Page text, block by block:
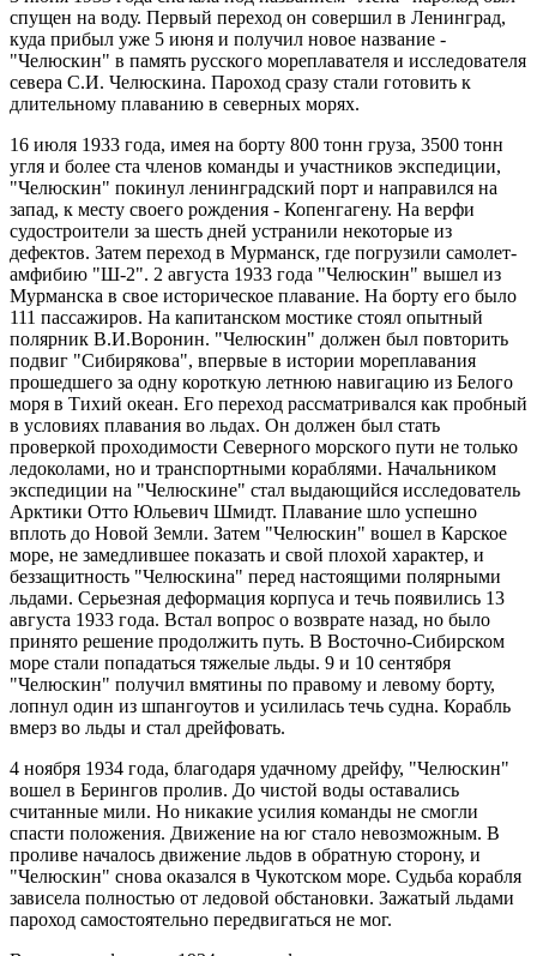
спущен на воду. Первый переход он совершил в Ленинград,
куда прибыл уже 5 июня и получил новое название -
"Челюскин" в память русского мореплавателя и исследователя
севера С.И. Челюскина. Пароход сразу стали готовить к
длительному плаванию в северных морях.
16 июля 1933 года, имея на борту 800 тонн груза, 3500 тонн
угля и более ста членов команды и участников экспедиции,
"Челюскин" покинул ленинградский порт и направился на
запад, к месту своего рождения - Копенгагену. На верфи
судостроители за шесть дней устранили некоторые из
дефектов. Затем переход в Мурманск, где погрузили самолет-
амфибию "Ш-2". 2 августа 1933 года "Челюскин" вышел из
Мурманска в свое историческое плавание. На борту его было
111 пассажиров. На капитанском мостике стоял опытный
полярник В.И.Воронин. "Челюскин" должен был повторить
подвиг "Сибирякова", впервые в истории мореплавания
прошедшего за одну короткую летнюю навигацию из Белого
моря в Тихий океан. Его переход рассматривался как пробный
в условиях плавания во льдах. Он должен был стать
проверкой проходимости Северного морского пути не только
ледоколами, но и транспортными кораблями. Начальником
экспедиции на "Челюскине" стал выдающийся исследователь
Арктики Отто Юльевич Шмидт. Плавание шло успешно
вплоть до Новой Земли. Затем "Челюскин" вошел в Карское
море, не замедлившее показать и свой плохой характер, и
беззащитность "Челюскина" перед настоящими полярными
льдами. Серьезная деформация корпуса и течь появились 13
августа 1933 года. Встал вопрос о возврате назад, но было
принято решение продолжить путь. В Восточно-Сибирском
море стали попадаться тяжелые льды. 9 и 10 сентября
"Челюскин" получил вмятины по правому и левому борту,
лопнул один из шпангоутов и усилилась течь судна. Корабль
вмерз во льды и стал дрейфовать.
4 ноября 1934 года, благодаря удачному дрейфу, "Челюскин"
вошел в Берингов пролив. До чистой воды оставались
считанные мили. Но никакие усилия команды не смогли
спасти положения. Движение на юг стало невозможным. В
проливе началось движение льдов в обратную сторону, и
"Челюскин" снова оказался в Чукотском море. Судьба корабля
зависела полностью от ледовой обстановки. Зажатый льдами
пароход самостоятельно передвигаться не мог.